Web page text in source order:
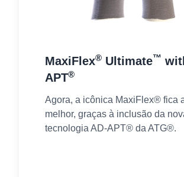
MaxiFlex® Ultimate™
APT®
Agora, a icônica MaxiFlex® fica
melhor, graças à inclusão da
tecnologia AD-APT® da ATG®.